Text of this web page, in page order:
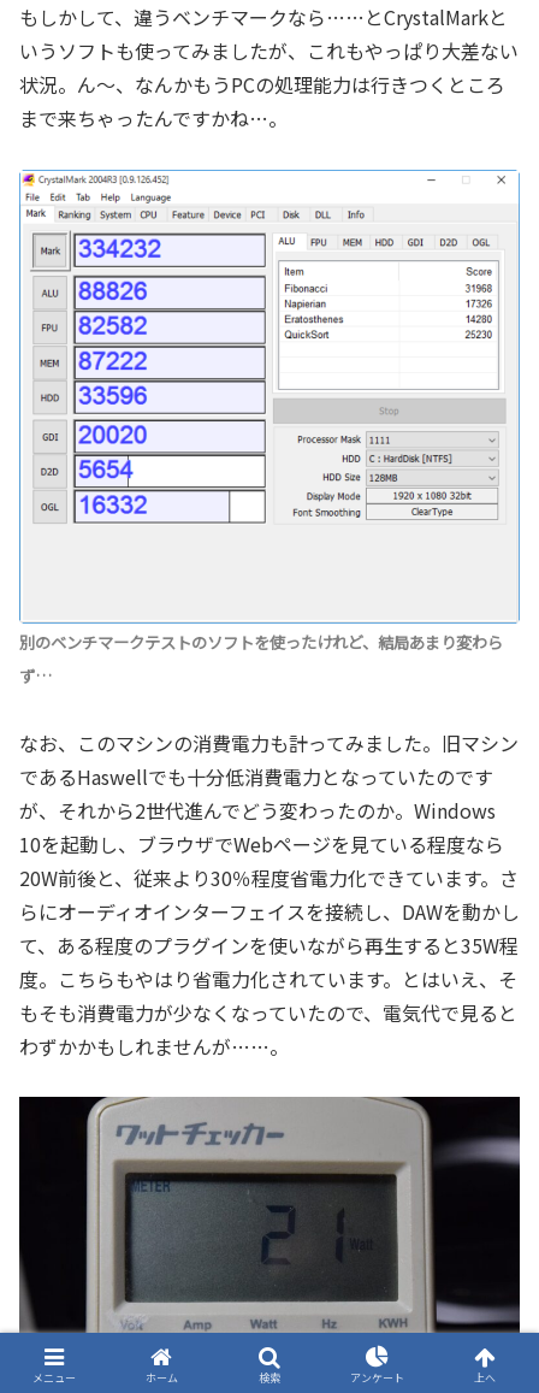
もしかして、違うベンチマークなら……とCrystalMarkと
いうソフトも使ってみましたが、これもやっぱり大差ない
状況。ん～、なんかもうPCの処理能力は行きつくところ
まで来ちゃったんですかね…。
別のベンチマークテストのソフトを使ったけれど、結局あまり変わら
ず…
なお、このマシンの消費電力も計ってみました。旧マシン
であるHaswellでも十分低消費電力となっていたのです
が、それから2世代進んでどう変わったのか。Windows
10を起動し、ブラウザでWebページを見ている程度なら
20W前後と、従来より30％程度省電力化できています。さ
らにオーディオインターフェイスを接続し、DAWを動かし
て、ある程度のプラグインを使いながら再生すると35W程
度。こちらもやはり省電力化されています。とはいえ、そ
もそも消費電力が少なくなっていたので、電気代で見ると
わずかかもしれませんが……。
メニュー ホーム 検索 アンケート 上へ